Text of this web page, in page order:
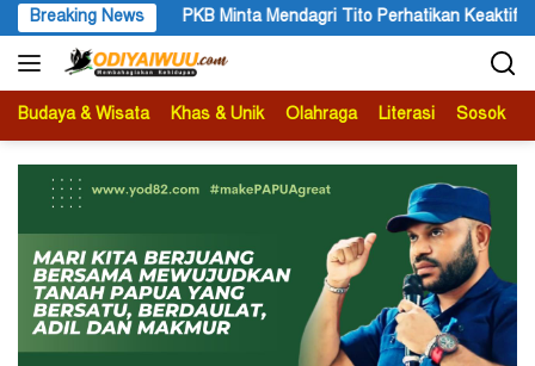
Langsung
ke
konten
Breaking News
PKB Minta Mendagri Tito Perhatikan Keaktifan Ismail Asso sebagai
Budaya & Wisata Khas & Unik Olahraga Literasi Sosok